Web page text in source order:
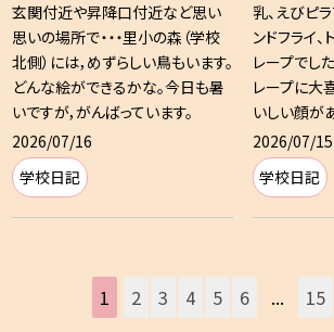
玄関付近や昇降口付近など思い
思いの場所で・・・里小の森（学校
北側）には，めずらしい鳥もいます。
どんな絵ができるかな。今日も暑
いですが，がんばっています。
2026/07/16
学校日記
乳、えびピ
ンドフライ、
レープでし
レープに大
いしい顔が
2026/07/15
学校日記
1 2 3 4 5 6 ... 15